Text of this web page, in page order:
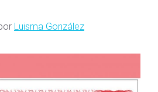
Luisma González